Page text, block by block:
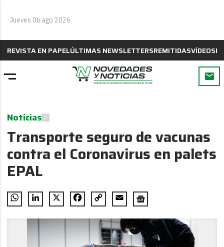
Jueves 06 ago 2026
REVISTA EN PAPELÚLTIMAS NEWSLETTERSREMITIDASVÍDEOS
Noticias
Transporte seguro de vacunas
contra el Coronavirus en palets
EPAL
WhatsAppLinkedIn
X FacebookCopy
Email